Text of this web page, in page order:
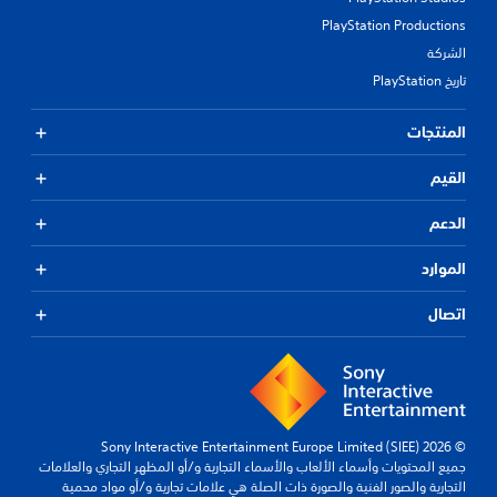
PlayStation Productions
الشركة
تاريخ PlayStation
المنتجات
القيم
الدعم
الموارد
اتصال
© 2026 Sony Interactive Entertainment Europe Limited (SIEE)
جميع المحتويات وأسماء الألعاب والأسماء التجارية و/أو المظهر التجاري والعلامات
التجارية والصور الفنية والصورة ذات الصلة هي علامات تجارية و/أو مواد محمية